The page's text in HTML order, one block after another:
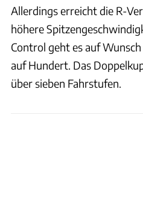
Allerdings erreicht die R-
höhere
Control geht es auf
auf Hundert. Das
über sieben Fahrstufen.